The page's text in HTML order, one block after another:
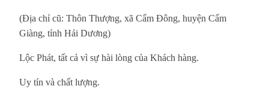
(Địa chỉ cũ: Thôn Thượng, xã Cẩm Đông, huyện Cẩm
Giàng, tỉnh Hải Dương)
Lộc Phát, tất cả vì sự hài lòng của Khách hàng.
Uy tín và chất lượng.